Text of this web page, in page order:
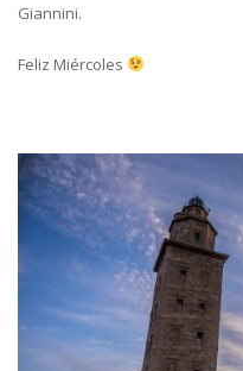
Giannini.
Feliz Miércoles